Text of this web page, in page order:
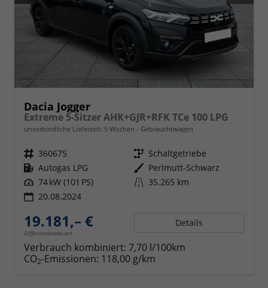
Dacia Jogger
Extreme 5-Sitzer AHK+GJR+RFK TCe 100 LPG
unverbindliche Lieferzeit: 5 Wochen Gebrauchtwagen
Fahrzeugnr. 360675 Getriebe Schaltgetriebe
Kraftstoff Autogas LPG Außenfarbe Perlmutt-Schwarz
Leistung 74 kW (101 PS) Kilometerstand 35.265 km
20.08.2024
19.181,– €
Differenzbesteuert
Details
Verbrauch kombiniert: 7,70 l/100km
CO2-Emissionen: 118,00 g/km